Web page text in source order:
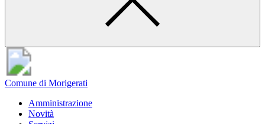
Comune di Morigerati
Amministrazione
Novità